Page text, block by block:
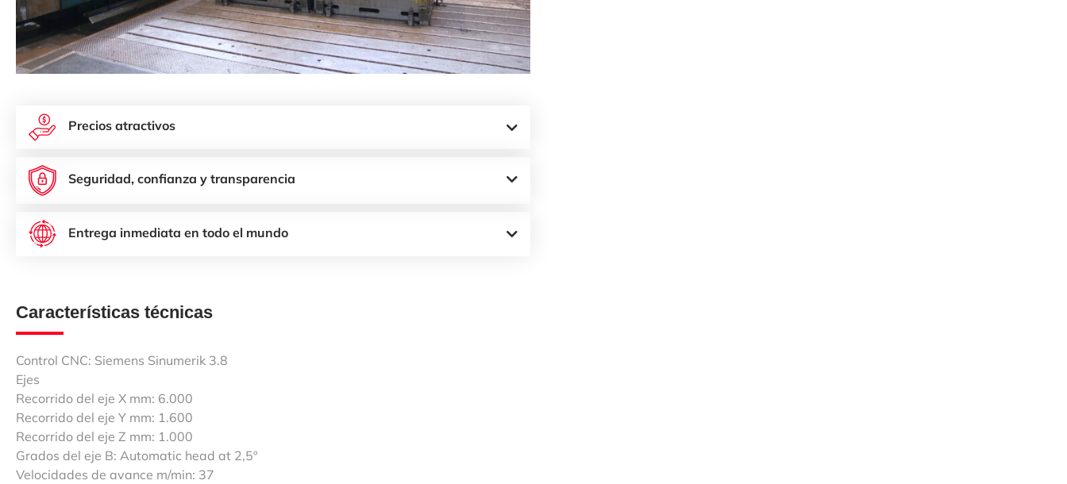
Precios atractivos
Seguridad, confianza y transparencia
Entrega inmediata en todo el mundo
Características técnicas
Control CNC: Siemens Sinumerik 3.8
Ejes
Recorrido del eje X mm: 6.000
Recorrido del eje Y mm: 1.600
Recorrido del eje Z mm: 1.000
Grados del eje B: Automatic head at 2,5º
Velocidades de avance m/min: 37